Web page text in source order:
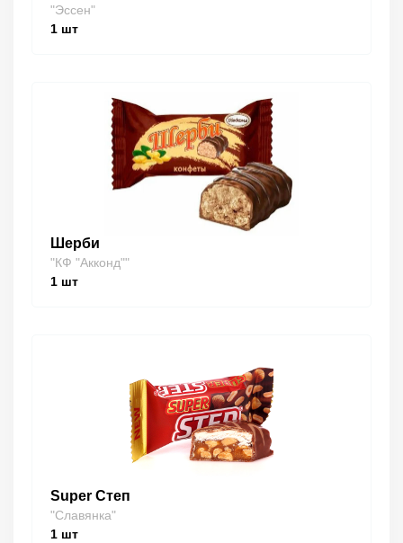
"Эссен"
1 шт
Шерби
"КФ "Акконд""
1 шт
Super Степ
"Славянка"
1 шт